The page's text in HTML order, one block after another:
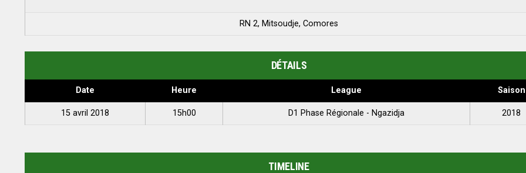
RN 2, Mitsoudje, Comores
DÉTAILS
Date Heure League Saison
15 avril 2018 15h00 D1 Phase Régionale - Ngazidja 2018
TIMELINE